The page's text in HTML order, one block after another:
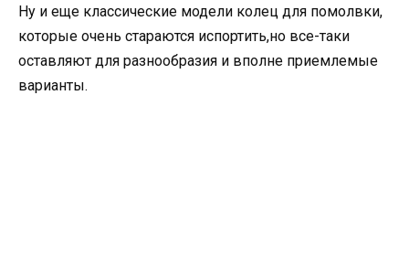
Ну и еще классические модели колец для помолвки,
которые очень стараются испортить,но все-таки
оставляют для разнообразия и вполне приемлемые
варианты.